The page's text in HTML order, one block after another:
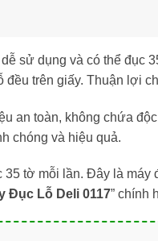
sử dụng và có thể đục
đều trên giấy. Thuận lợi
an toàn, không chứa
chóng và hiệu quả.
35 tờ mỗi lần. Đây là
Đục Lỗ Deli 0117” chính